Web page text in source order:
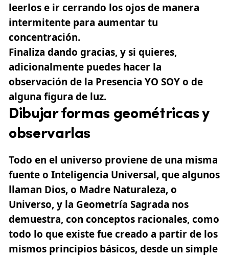
leerlos e ir cerrando los ojos de manera
intermitente para aumentar tu
concentración.
Finaliza dando gracias, y si quieres,
adicionalmente puedes hacer la
observación de la Presencia YO SOY o de
alguna figura de luz.
Dibujar formas geométricas y
observarlas
Todo en el universo proviene de una misma
fuente o Inteligencia Universal, que algunos
llaman Dios, o Madre Naturaleza, o
Universo, y la Geometría Sagrada nos
demuestra, con conceptos racionales, como
todo lo que existe fue creado a partir de los
mismos principios básicos, desde un simple